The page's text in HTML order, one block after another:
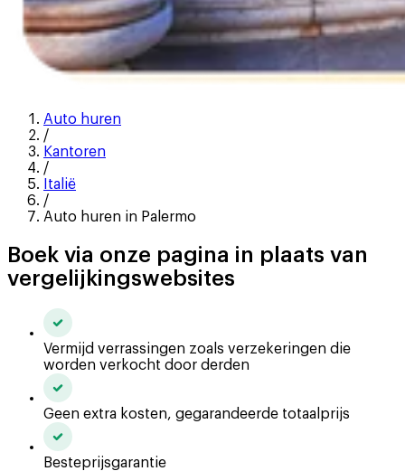
Auto huren
/
Kantoren
/
Italië
/
Auto huren in Palermo
Boek via onze pagina in plaats van
vergelijkingswebsites
Vermijd verrassingen zoals verzekeringen die
worden verkocht door derden
Geen extra kosten, gegarandeerde totaalprijs
Besteprijsgarantie